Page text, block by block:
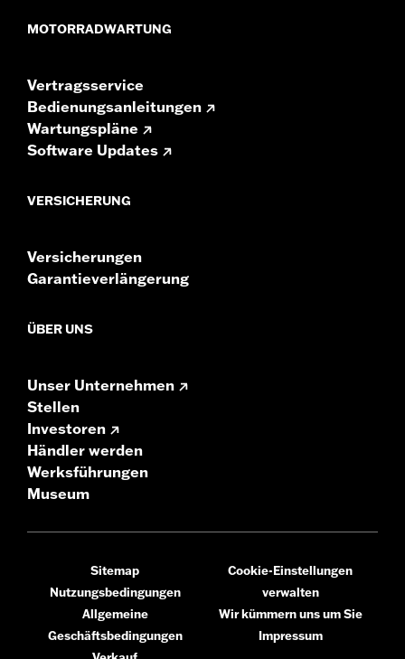
MOTORRADWARTUNG
Vertragsservice
Bedienungsanleitungen
Wartungspläne
Software Updates
VERSICHERUNG
Versicherungen
Garantieverlängerung
ÜBER UNS
Unser Unternehmen
Stellen
Investoren
Händler werden
Werksführungen
Museum
Sitemap
Nutzungsbedingungen
Allgemeine
Geschäftsbedingungen
Cookie-Einstellungen
verwalten
Wir kümmern uns um Sie
Impressum